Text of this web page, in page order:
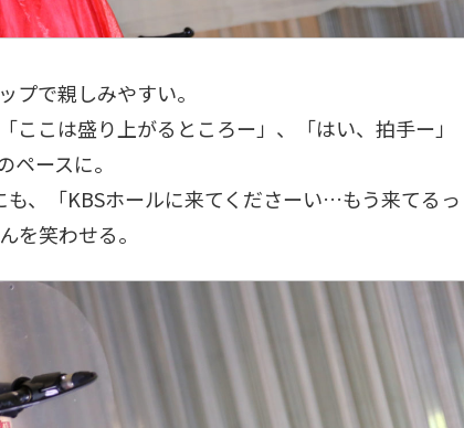
プで親しみやすい。
こは盛り上がるところー」、「はい、拍手ー」
ースに。
、「KBSホールに来てくださーい…もう来てるっ
を笑わせる。